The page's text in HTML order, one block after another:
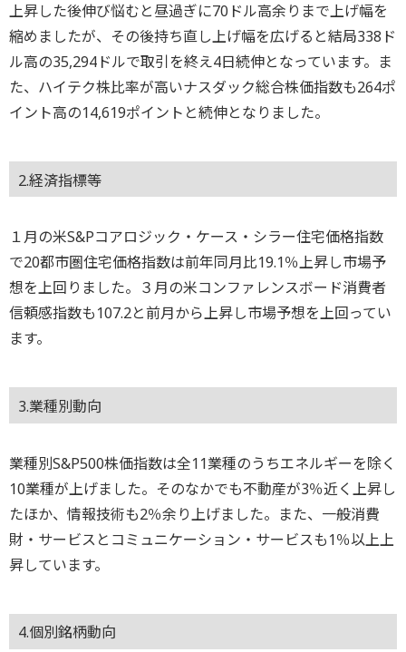
上昇した後伸び悩むと昼過ぎに70ドル高余りまで上げ幅を
縮めましたが、その後持ち直し上げ幅を広げると結局338ド
ル高の35,294ドルで取引を終え4日続伸となっています。ま
た、ハイテク株比率が高いナスダック総合株価指数も264ポ
イント高の14,619ポイントと続伸となりました。
2.経済指標等
１月の米S&Pコアロジック・ケース・シラー住宅価格指数
で20都市圏住宅価格指数は前年同月比19.1％上昇し市場予
想を上回りました。３月の米コンファレンスボード消費者
信頼感指数も107.2と前月から上昇し市場予想を上回ってい
ます。
3.業種別動向
業種別S&P500株価指数は全11業種のうちエネルギーを除く
10業種が上げました。そのなかでも不動産が3％近く上昇し
たほか、情報技術も2％余り上げました。また、一般消費
財・サービスとコミュニケーション・サービスも1％以上上
昇しています。
4.個別銘柄動向